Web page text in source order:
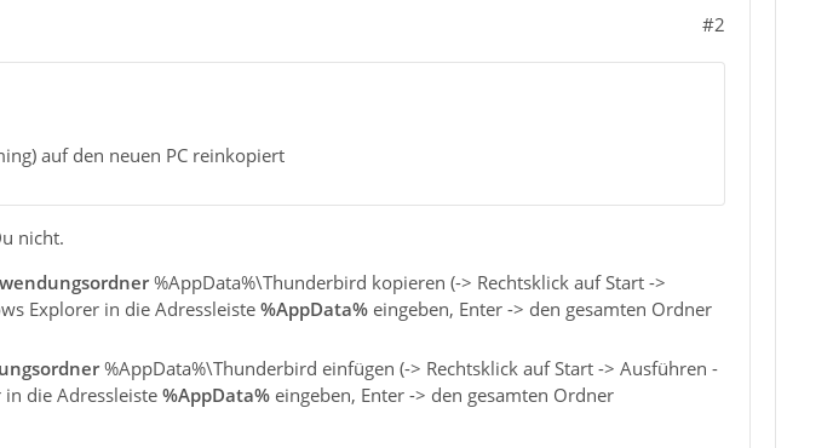
#2
auf den neuen PC reinkopiert
nicht.
%AppData%\Thunderbird kopieren (-> Rechtsklick auf Start ->
Explorer in die Adressleiste%AppData%eingeben, Enter -> den gesamten Ordner
%AppData%\Thunderbird einfügen (-> Rechtsklick auf Start -> Ausführen -
die Adressleiste %AppData%eingeben, Enter -> den gesamten Ordner